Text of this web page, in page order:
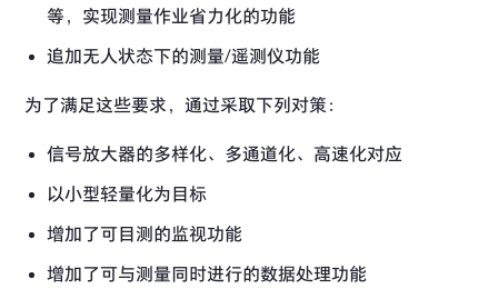
等，实现测量作业省力化的功能
追加无人状态下的测量/遥测仪功能
为了满足这些要求，通过采取下列对策：
信号放大器的多样化、多通道化、高速化对应
以小型轻量化为目标
增加了可目测的监视功能
增加了可与测量同时进行的数据处理功能